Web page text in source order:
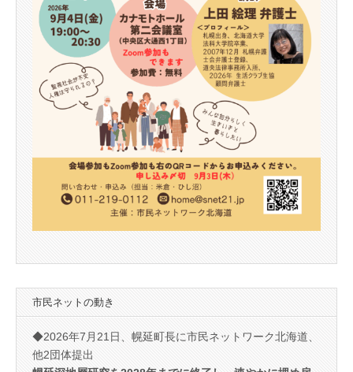
市民ネットの動き
◆2026年7月21日、幌延町長に市民ネットワーク北海道、
他2団体提出